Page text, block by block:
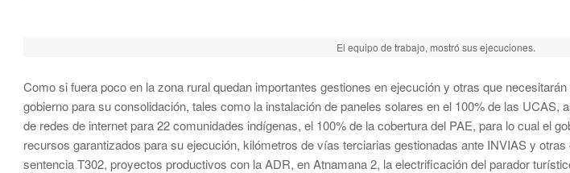
El equipo de trabajo, mostró sus ejecuciones.
Como si fuera poco en la zona rural quedan importantes gestiones en ejecución y otras que
gobierno para su consolidación, tales como la instalación de paneles solares en el 100% de las UCAS,
de redes de internet para 22 comunidades indígenas, el 100% de la cobertura del PAE, para lo cual el
recursos garantizados para su ejecución, kilómetros de vías terciarias gestionadas ante INVIAS y
sentencia T302, proyectos productivos con la ADR, en Atnamana 2, la electrificación del parador